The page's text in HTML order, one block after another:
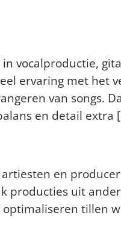
vocalproductie,
ervaring met het
van songs.
en detail extra
artiesten en
producties uit
tillen